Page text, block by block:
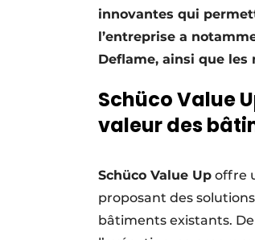
innovantes qui
l’entreprise a
Deflame, ainsi que les
Schüco Value
valeur des
Schüco Value Up offre
proposant des
bâtiments existants.